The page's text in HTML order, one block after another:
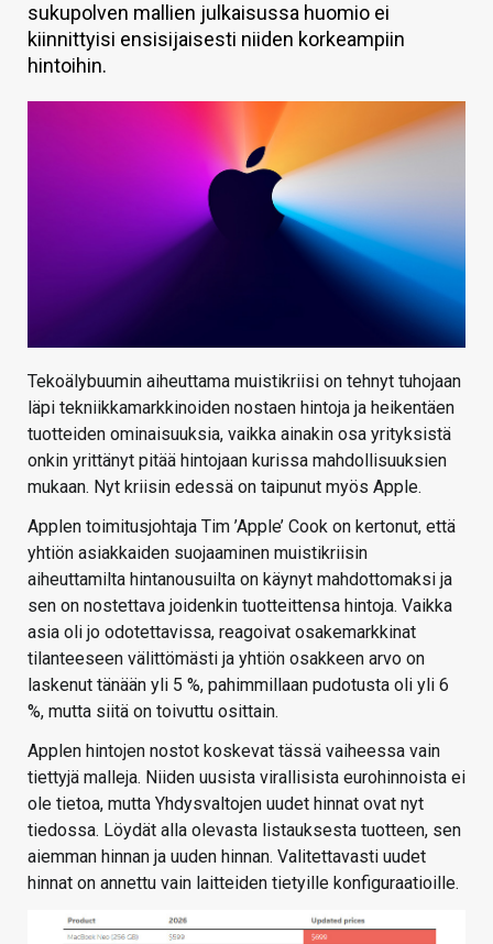
KAUPPA
VAIHDA TEEMA
sukupolven mallien julkaisussa huomio ei
kiinnittyisi ensisijaisesti niiden korkeampiin
hintoihin.
Tekoälybuumin aiheuttama muistikriisi on tehnyt tuhojaan
läpi tekniikkamarkkinoiden nostaen hintoja ja heikentäen
tuotteiden ominaisuuksia, vaikka ainakin osa yrityksistä
onkin yrittänyt pitää hintojaan kurissa mahdollisuuksien
mukaan. Nyt kriisin edessä on taipunut myös Apple.
Applen toimitusjohtaja Tim ’Apple’ Cook on kertonut, että
yhtiön asiakkaiden suojaaminen muistikriisin
aiheuttamilta hintanousuilta on käynyt mahdottomaksi ja
sen on nostettava joidenkin tuotteittensa hintoja. Vaikka
asia oli jo odotettavissa, reagoivat osakemarkkinat
tilanteeseen välittömästi ja yhtiön osakkeen arvo on
laskenut tänään yli 5 %, pahimmillaan pudotusta oli yli 6
%, mutta siitä on toivuttu osittain.
Applen hintojen nostot koskevat tässä vaiheessa vain
tiettyjä malleja. Niiden uusista virallisista eurohinnoista ei
ole tietoa, mutta Yhdysvaltojen uudet hinnat ovat nyt
tiedossa. Löydät alla olevasta listauksesta tuotteen, sen
aiemman hinnan ja uuden hinnan. Valitettavasti uudet
hinnat on annettu vain laitteiden tietyille konfiguraatioille.